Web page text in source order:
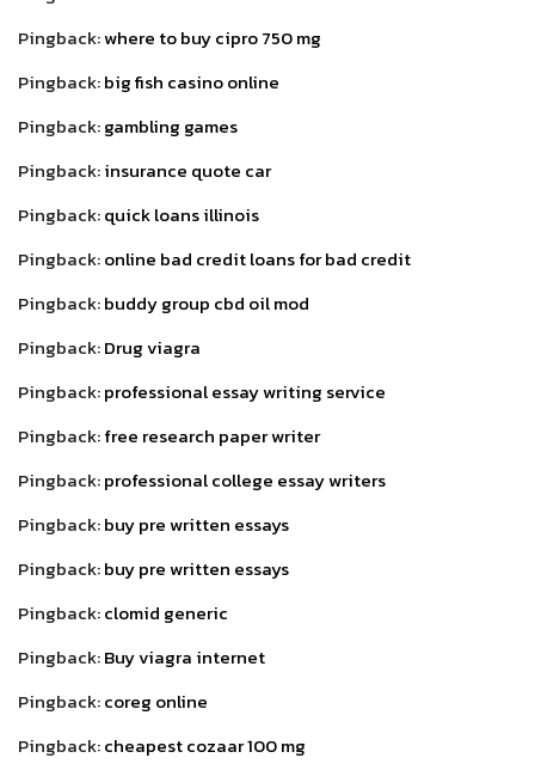
Pingback:where to buy cipro 750 mg
Pingback:big fish casino online
Pingback:gambling games
Pingback:insurance quote car
Pingback:quick loans illinois
Pingback:online bad credit loans for bad credit
Pingback:buddy group cbd oil mod
Pingback:Drug viagra
Pingback:professional essay writing service
Pingback:free research paper writer
Pingback:professional college essay writers
Pingback:buy pre written essays
Pingback:buy pre written essays
Pingback:clomid generic
Pingback:Buy viagra internet
Pingback:coreg online
Pingback:cheapest cozaar 100 mg